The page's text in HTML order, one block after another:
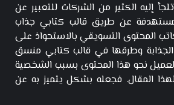
إليه الكثير من الشركات للتعبير عن
عن طريق قالب كتابي جذاب
المحتوى التسويقي بالاستحواذ على
وطرقها في قالب كتابي منسق
نحو هذا المحتوى بسبب الشخصية
المقال. فجعله بشكل يتميز به عن